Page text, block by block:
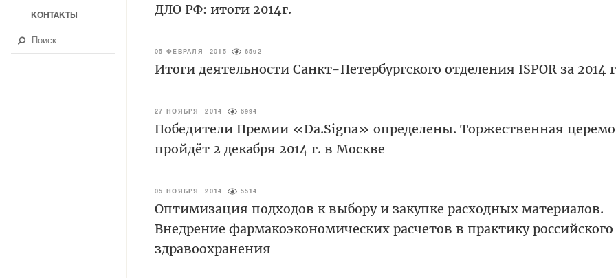
ДЛО РФ: итоги 2014г.
05 ФЕВРАЛЯ 2015 6592
Итоги деятельности Санкт-Петербургского отделения ISPOR за 2014
27 НОЯБРЯ 2014 6994
Победители Премии «Da.Signa» определены. Торжественная
пройдёт 2 декабря 2014 г. в Москве
05 НОЯБРЯ 2014 5514
Оптимизация подходов к выбору и закупке расходных материалов.
Внедрение фармакоэкономических расчетов в практику российского
здравоохранения
КОНТАКТЫ